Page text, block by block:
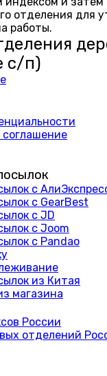
отделения для
работы.
с/п)
соглашение
с
с GearBest
с JD
с Joom
с Pandao
из Китая
магазина
России
отделений